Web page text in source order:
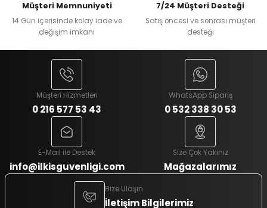
Müşteri Memnuniyeti
14 Gün içerisinde kolay iade ve
değişim imkanı
7/24 Müşteri Desteği
Satış öncesi ve sonrası müşteri
desteği
Müşteri Hizmetleri
0 216 577 53 43
WhatsApp Sipariş
0 532 338 30 53
E-Mail ile Destek
info@ilkisguvenligi.com
Size Çok Yakınız
Mağazalarımız
Bize Ulaşın
İletişim Bilgilerimiz